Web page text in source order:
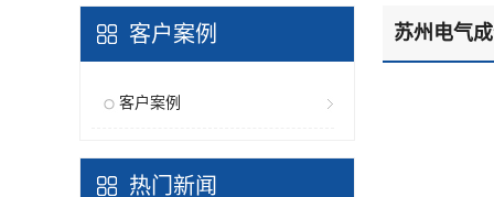
客户案例
客户案例
热门新闻
苏州电气